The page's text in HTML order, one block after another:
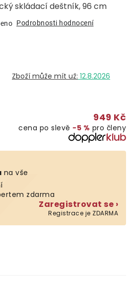
skládací deštník, 96 cm
Podrobnosti hodnocení
12.8.2026
949 Kč
cena po slevě −5 % pro členy
na vše
zdarma
Zaregistrovat se ›
Registrace je ZDARMA